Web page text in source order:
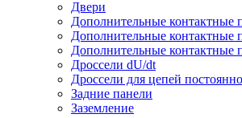
Двери
Дополнительные контактные
Дополнительные контактные
Дополнительные контактные
Дроссели dU/dt
Дроссели для цепей
Задние панели
Заземление